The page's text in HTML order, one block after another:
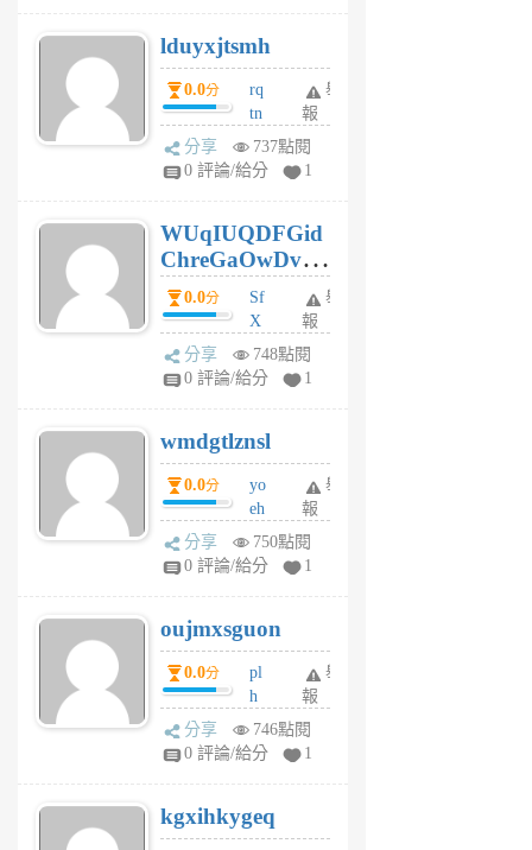
月
前
lduyxjtsmh
0.0分
rq
tn
jt
gl
個
月
前
舉
報
分享
737點閱
0 評論/給分
1
WUqIUQDFGid
ChreGaOwDv
dY0.0分
Sf
X
Pe
Jc
R
P
m
v
A
V
個
月
前
舉
報
分享
748點閱
0 評論/給分
1
wmdgtlznsl
0.0分
yo
eh
ld
gy
個
月
前
舉
報
分享
750點閱
0 評論/給分
1
oujmxsguon
0.0分
pl
h
wi
w
6
個
舉
報
分享
746點閱
0 評論/給分
1
kgxihkygeq